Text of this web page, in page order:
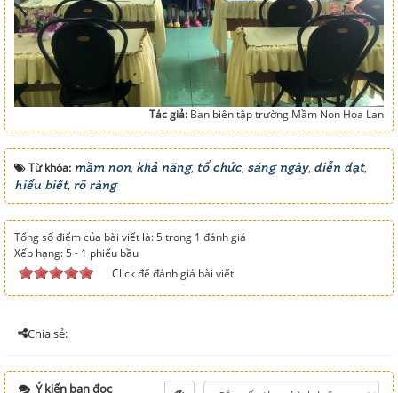
Tác giả: Ban biên tập trường Mầm Non Hoa Lan
Từ khóa: mầm non, khả năng, tổ chức, sáng ngày, diễn đạt,
hiểu biết, rõ ràng
Tổng số điểm của bài viết là: 5 trong 1 đánh giá
Xếp hạng:5- 1 phiếu bầu
Click để đánh giá bài viết
Chia sẻ:
Ý kiến bạn đọc